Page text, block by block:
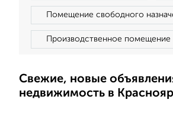
Помещение свободного
Производственное помещение
Свежие, новые
недвижимость в